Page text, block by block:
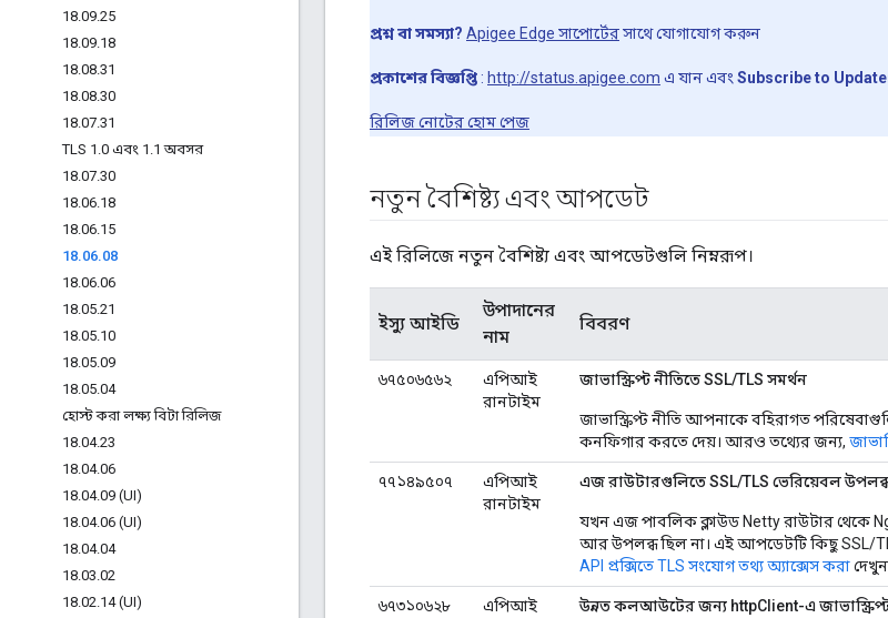
18.09.25
18.09.18
18.08.31
18.08.30
18.07.31
TLS 1 .0 এবং 1 .1 অবসর
18.07.30
18.06.18
18.06.15
18.06.08
18.06.06
18.05.21
18.05.10
18.05.09
18.05.04
হোস্ট করা লক্ষ্য বিটা রিলিজ
18.04.23
18.04.06
18.04.09 (UI)
18.04.06 (UI)
18.04.04
18.03.02
18.02.14 (UI)
প্রশ্ন বা সমস্যা? Apigee Edge সাপোর্টেরসাথে যোগাযোগ করুন
প্রকাশের বিজ্ঞপ্তি : http://status.apigee.com এ যান এবং Subscribe to
রিলিজ নোটের হোম পেজ
নতুন বৈশিষ্ট্য এবং আপডেট
এই রিলিজে নতুন বৈশিষ্ট্য এবং আপডেটগুলি নিম্নরূপ।
ইস্যু আইডি
উপাদানের
নাম
বিবরণ
৬৭৫০৬৫৬২
এপিআই
রানটাইম
জাভাস্ক্রিপ্ট নীতিতে SSL/TLS সমর্থন
জাভাস্ক্রিপ্ট নীতি আপনাকে বহিরাগত
কনফিগার করতে দেয়। আরও তথ্যের জন্য,
৭৭১৪৯৫০৭
এপিআই
রানটাইম
এজ রাউটারগুলিতে SSL/TLS ভেরিয়েবল
যখন এজ পাবলিক ক্লাউড Netty রাউটার থেকে
আর উপলব্ধ ছিল না। এই আপডেটটি কিছু SSL/
API প্রক্সিতে TLS সংযোগ তথ্য অ্যাক্সেস করা
৬৭৩১০৬২৮
এপিআই
উন্নত কলআউটের জন্য httpClient-এ